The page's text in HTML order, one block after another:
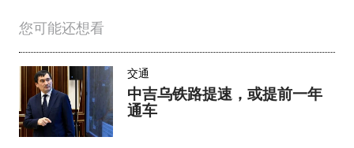
您可能还想看
交通
中吉乌铁路提速，或提前一年
通车